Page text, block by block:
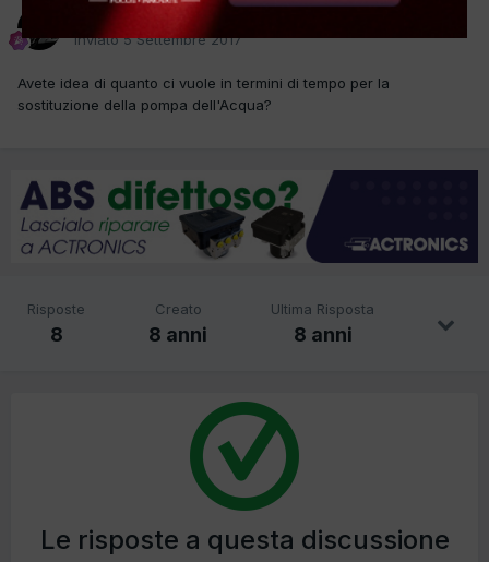
piancastelli
Inviato5 Settembre 2017
Avete idea di quanto ci vuole in termini di tempo per la
sostituzione della pompa dell'Acqua?
Risposte
8
Creato
8 anni
Ultima Risposta
8 anni
Le risposte a questa discussione